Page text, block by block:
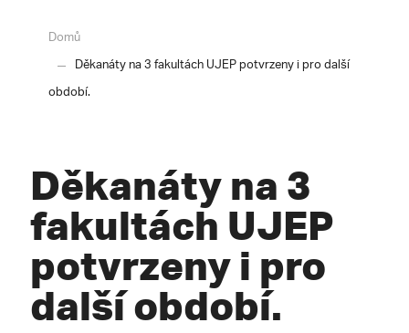
Domů
Děkanáty na 3 fakultách UJEP potvrzeny i pro další
období.
Děkanáty na 3
fakultách UJEP
potvrzeny i pro
další období.